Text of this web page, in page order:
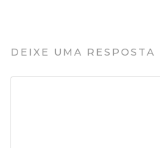
DEIXE UMA RESPOSTA